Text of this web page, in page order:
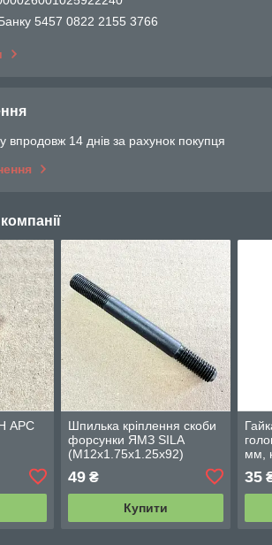
5457 0822 2155 3766
впродовж 14 днів за рахунок покупця
АРС
Шпилька кріплення скоби
форсунки ЯМЗ SILA
(М12х1.75х1.25х92)
49₴
Купити
мм,
35